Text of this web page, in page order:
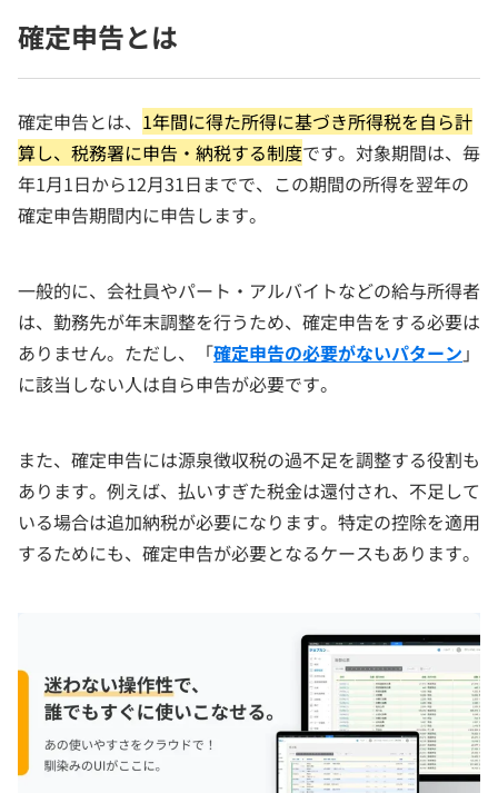
確定申告とは
確定申告とは、 1年間に得た所得に基づき所得税を自ら計
算し、税務署に申告・納税する制度です。対象期間は、毎
年1月1日から12月31日までで、この期間の所得を翌年の
確定申告期間内に申告します。
一般的に、会社員やパート・アルバイトなどの給与所得者
は、勤務先が年末調整を行うため、確定申告をする必要は
ありません。ただし、「確定申告の必要がないパターン 」
に該当しない人は自ら申告が必要です。
また、確定申告には源泉徴収税の過不足を調整する役割も
あります。例えば、払いすぎた税金は還付され、不足して
いる場合は追加納税が必要になります。特定の控除を適用
するためにも、確定申告が必要となるケースもあります。